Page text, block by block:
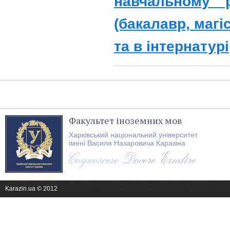
(бакалавр,
та в інтернатурі
Факультет іноземних мов
Харківський національний університет
імені Василя Назаровича Каразіна
Karazin.ua © 2012